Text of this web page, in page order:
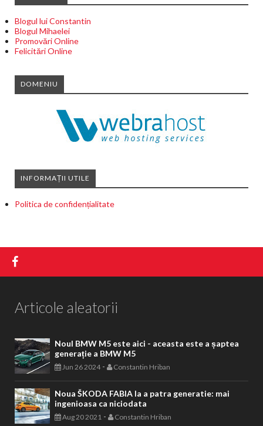
Blogul lui Constantin
Blogul Mihaelei
Promovări Online
Felicitări Online
DOMENIU
INFORMAȚII UTILE
Politica de confidențialitate
Articole aleatorii
Noul BMW M5 este aici - aceasta este a șaptea
generație a BMW M5
Jun 26 2024- Constantin Hriban
Noua ŠKODA FABIA la a patra generatie: mai
ingenioasa ca niciodata
Aug 20 2021 - Constantin Hriban